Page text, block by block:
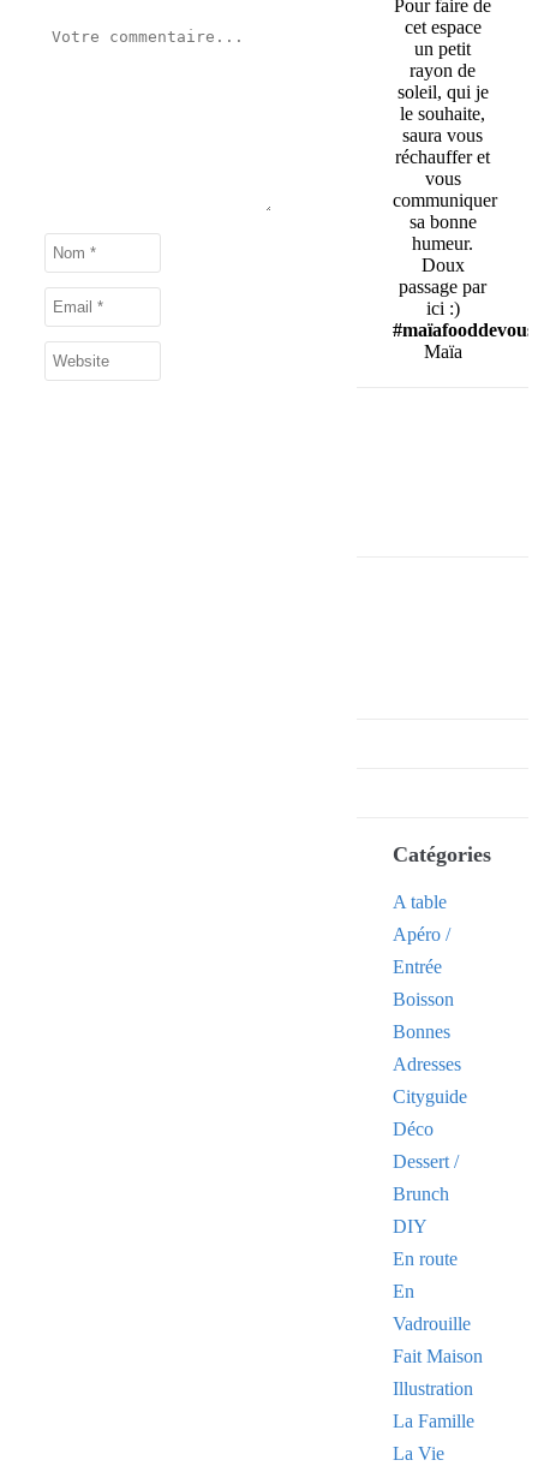
Pour faire de
cet espace
un petit
rayon de
soleil, qui je
le souhaite,
saura vous
réchauffer et
vous
communiquer
sa bonne
humeur.
Doux
passage par
ici :)
#maïafooddevous
Maïa
Catégories
A table
Apéro /
Entrée
Boisson
Bonnes
Adresses
Cityguide
Déco
Dessert /
Brunch
DIY
En route
En
Vadrouille
Fait Maison
Illustration
La Famille
La Vie